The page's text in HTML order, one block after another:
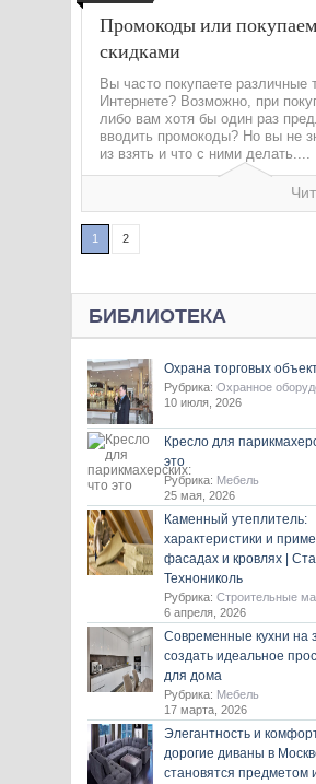
Промокоды или
скидками
Вы часто покупаете различные
Интернете? Возможно, при
либо вам хотя бы один раз
вводить промокоды? Но вы не
из взять и что с ними делать....
1 2
БИБЛИОТЕКА
Охрана торговых
Рубрика: Охранное
10 июля, 2026
Кресло для
это
Рубрика: Мебель
25 мая, 2026
Каменный утеплитель:
характеристики и
фасадах и кровлях |
Технониколь
Рубрика: Строительные
6 апреля, 2026
Современные кухни на
создать идеальное
для дома
Рубрика: Мебель
17 марта, 2026
Элегантность и
дорогие диваны в
становятся предметом